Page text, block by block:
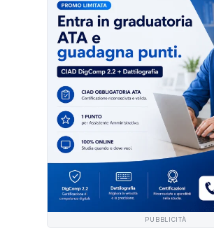
PUBBLICITÀ